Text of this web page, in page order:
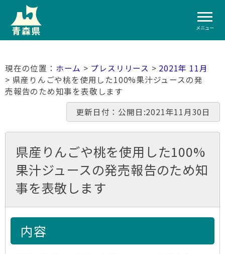
メニュー
ホーム > プレスリリース > 2021年 11月
> 県産りんごや桃を使用した100%果汁ジュースの発
売報告のため知事を表敬します
更新日付：公開日:2021年11月30日
県産りんごや桃を使用した100%
果汁ジュースの発売報告のため知
事を表敬します
内容